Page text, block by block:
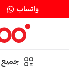
واتساب
جميع